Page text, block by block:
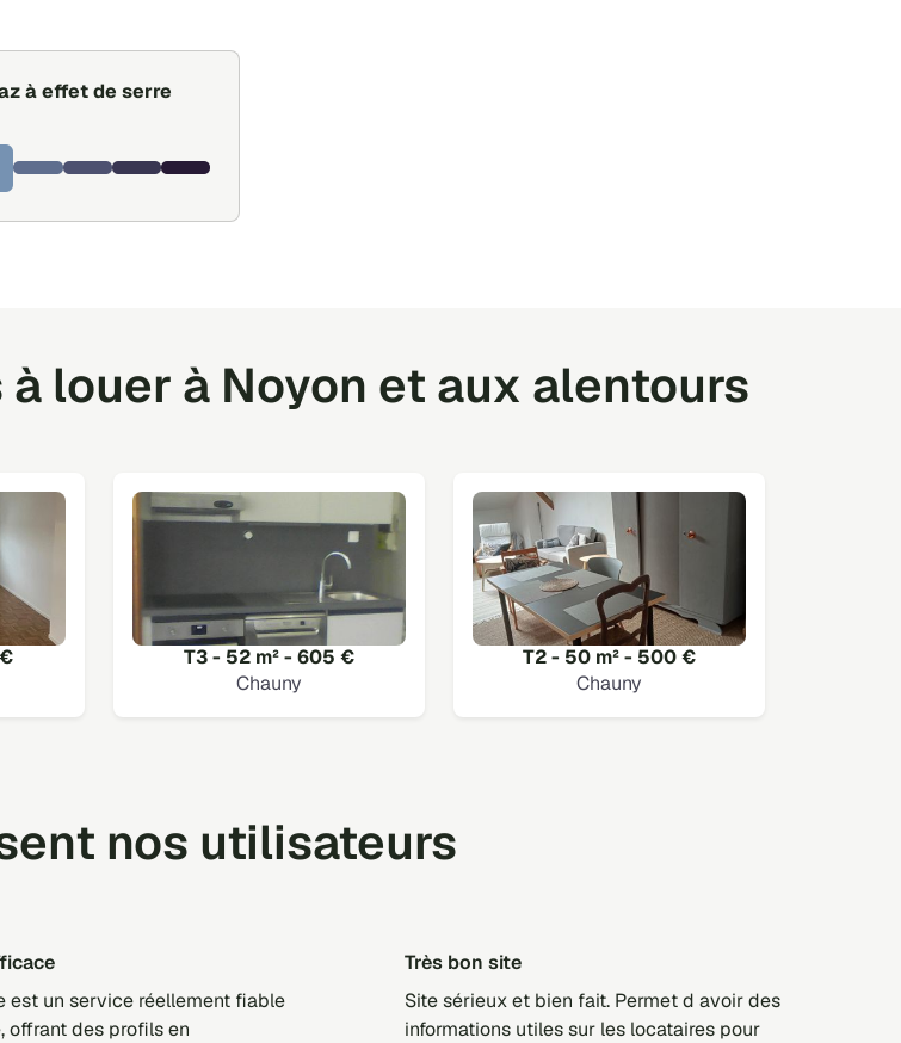
à effet de serre
louer à Noyon et aux alentours
T3 - 52 m² - 605 €
Chauny
T2 - 50 m² - 500 €
Chauny
nos utilisateurs
est un service réellement fiable
offrant des profils en
Très bon site
Site sérieux et bien fait. Permet d avoir des
informations utiles sur les locataires pour